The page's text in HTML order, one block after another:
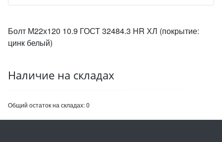
Болт М22х120 10.9 ГОСТ 32484.3 HR ХЛ (покрытие:
цинк белый)
Наличие на складах
Общий остаток на складах:0